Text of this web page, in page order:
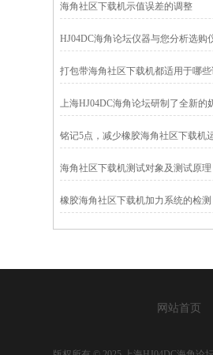
海角社区下载机示值误差的调整
HJ04DC海角论坛仪器与您分析选购
打包带海角社区下载机都适用于哪些试
上海HJ04DC海角论坛研制了全新的
铭记5点，减少橡胶海角社区下载机
海角社区下载机测试对象及测试原理
橡胶海角社区下载机加力系统的检测
网站首页